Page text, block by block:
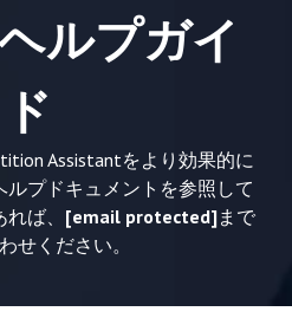
ルプガイ
ド
Assistantをより効果的に
プドキュメントを参照して
ば、 [email protected]まで
せください。